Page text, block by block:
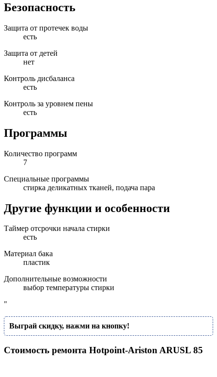
Безопасность
Защита от протечек воды
есть
Защита от детей
нет
Контроль дисбаланса
есть
Контроль за уровнем пены
есть
Программы
Количество программ
7
Специальные программы
стирка деликатных тканей, подача пара
Другие функции и особенности
Таймер отсрочки начала стирки
есть
Материал бака
пластик
Дополнительные возможности
выбор температуры стирки
"
Выграй скидку, нажми на кнопку!
Стоимость ремонта Hotpoint-Ariston ARUSL 85